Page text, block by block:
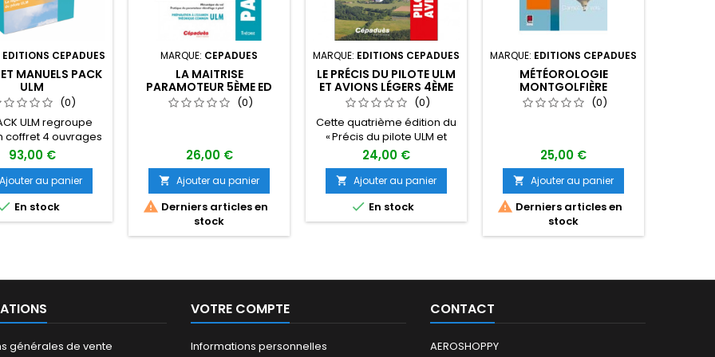
EDITIONS CEPADUES
MANUELS PACK
ULM
(0)
ULM regroupe
coffret 4 ouvrages
Pilote ULM :
du Pilote ULM" ; "500
pour le pilote
"Apprendre à piloter
Multiaxe et les
légers " et le
93,00 €
Ajouter au panier
En stock
MARQUE: CEPADUES
LA MAITRISE
PARAMOTEUR 5ÈME ED
(0)
26,00 €
 Ajouter au panier
 Derniers articles en
stock
MARQUE: EDITIONS CEPADUES
LE PRÉCIS DU PILOTE ULM
ET AVIONS LÉGERS 4ÈME
ED
(0)
Cette quatrième édition du
« Précis du pilote ULM et
avion léger » est restée
fidèle aux qualités qui ont
fait son succès : fournir au
futur pilote, tout comme au
pilote breveté, un ouvrage
basique et simple à utiliser.
d’un « Précis » : ouvrage
24,00 €
 Ajouter au panier
 En stock
MARQUE: EDITIONS CEPADUES
MÉTÉOROLOGIE
MONTGOLFIÈRE
(0)
25,00 €
 Ajouter au panier
 Derniers articles en
stock
générales de vente
VOTRE COMPTE
Informations personnelles
CONTACT
AEROSHOPPY